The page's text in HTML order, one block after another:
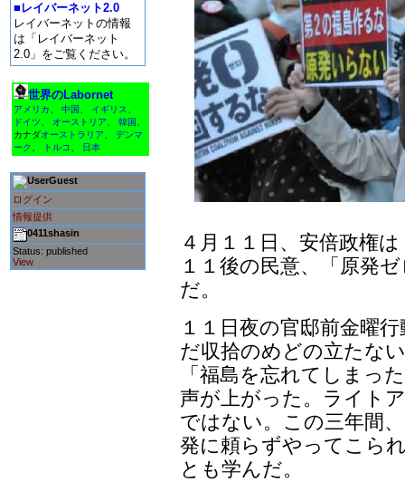
■レイバーネット2.0
レイバーネットの情報
は「レイバーネット
2.0」をご覧ください。
世界のLabornet
アメリカ 中国 イギリス
ドイツ
オーストリア 韓国
カナダオーストラリア
デンマ
ーク
トルコ 日本
Guest
ログイン
情報提供
0411shasin
Status: published
View
４月１１日、安倍政権
１１後の民意、「原発
だ。
１１日夜の官邸前金曜
だ収拾のめどの立たな
「福島を忘れてしまっ
声が上がった。ライト
ではない。この三年間
発に頼らずやってこら
とも学んだ。